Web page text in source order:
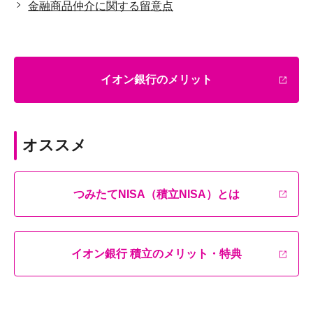
金融商品仲介に関する留意点
イオン銀行のメリット
オススメ
つみたてNISA（積立NISA）とは
イオン銀行 積立のメリット・特典